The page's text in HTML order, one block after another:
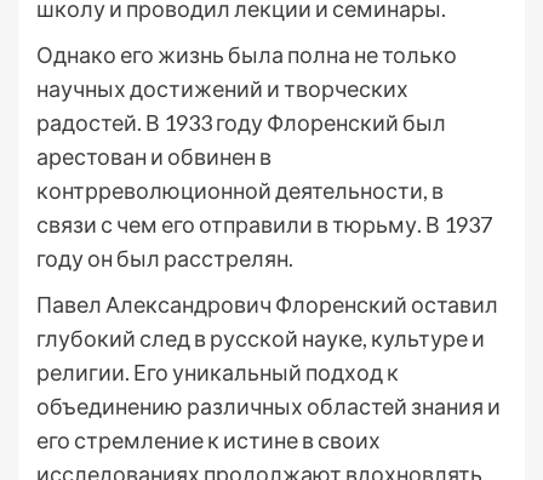
школу и проводил лекции и семинары.
Однако его жизнь была полна не только
научных достижений и творческих
радостей. В 1933 году Флоренский был
арестован и обвинен в
контрреволюционной деятельности, в
связи с чем его отправили в тюрьму. В 1937
году он был расстрелян.
Павел Александрович Флоренский оставил
глубокий след в русской науке, культуре и
религии. Его уникальный подход к
объединению различных областей знания и
его стремление к истине в своих
исследованиях продолжают вдохновлять